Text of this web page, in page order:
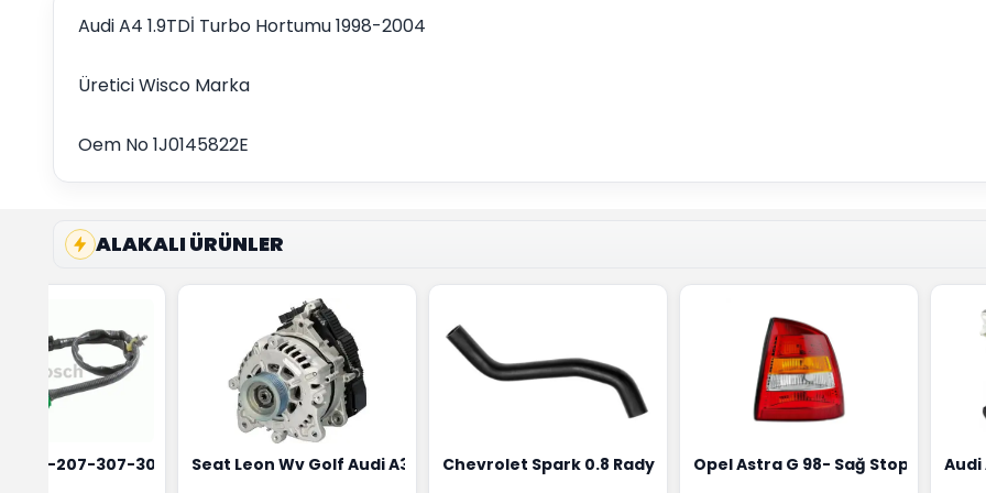
Audi A4 1.9TDİ Turbo Hortumu 1998-2004
Üretici Wisco Marka
Oem No 1J0145822E
ALAKALI ÜRÜNLER
Marka 0515T3
206-207-307-308 Oksijen Sensörü Bosch Marka 1628HN-0258010081
Seat Leon Wv Golf Audi A3 Şarj Alternatörü Valeo Marka 05E903018G
Chevrolet Spark 0.8 Radyatör Üst Hortumu Rapro Marka
Opel Astra G 98- Sağ Stop Audi